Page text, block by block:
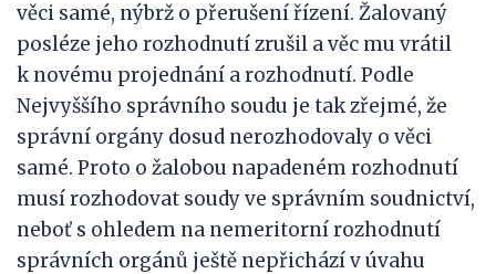
věci samé, nýbrž o přerušení řízení. Žalovaný
posléze jeho rozhodnutí zrušil a věc mu vrátil
k novému projednání a rozhodnutí. Podle
Nejvyššího správního soudu je tak zřejmé, že
správní orgány dosud nerozhodovaly o věci
samé. Proto o žalobou napadeném rozhodnutí
musí rozhodovat soudy ve správním soudnictví,
neboť s ohledem na nemeritorní rozhodnutí
správních orgánů ještě nepřichází v úvahu